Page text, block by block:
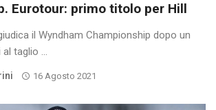
Eurotour: primo titolo per Hill
il Wyndham Championship dopo un
taglio ...
16 Agosto 2021